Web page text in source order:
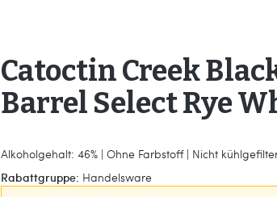
Catoctin Creek
Barrel Select Rye
Alkoholgehalt: 46% | Ohne Farbstoff | Nicht
Rabattgruppe: Handelsware